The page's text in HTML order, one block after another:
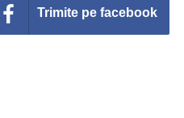
Trimite pe facebook